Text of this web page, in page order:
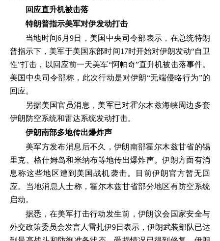
回应直升机被击落
特朗普指示美军对伊发动打击
当地时间6月9日，美国中央司令部表示，在总统特朗
普指示下，美军于美国东部时间17时开始对伊朗发动“自卫
性”打击，以回应前一天美军“阿帕奇”直升机被击落事件。
美国中央司令部称，此次行动是对伊朗“无端侵略行为”的
回应。
另据美国官员消息，美军已对霍尔木兹海峡周边多套
伊朗防空系统和雷达系统发动打击。
伊朗南部多地传出爆炸声
美军方发布消息后不久，伊朗南部霍尔木兹甘省的锡
里克、格什姆岛和米纳布等地传出爆炸声。伊朗方面有消
息称这些地区遭到美国战机袭击。目前伊朗官方暂无回
应。当地消息人士称，霍尔木兹甘省部分地区有防空系统
启动。
据悉，在美军打击行动发生前，伊朗议会国家安全与
外交政策委员会发言人雷扎伊9日表示，伊朗武装部队已达